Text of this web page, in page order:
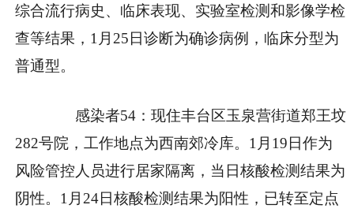
综合流行病史、临床表现、实验室检测和影像学检
查等结果，1月25日诊断为确诊病例，临床分型为
普通型。
感染者54：现住丰台区玉泉营街道郑王坟
282号院，工作地点为西南郊冷库。1月19日作为
风险管控人员进行居家隔离，当日核酸检测结果为
阴性。1月24日核酸检测结果为阳性，已转至定点